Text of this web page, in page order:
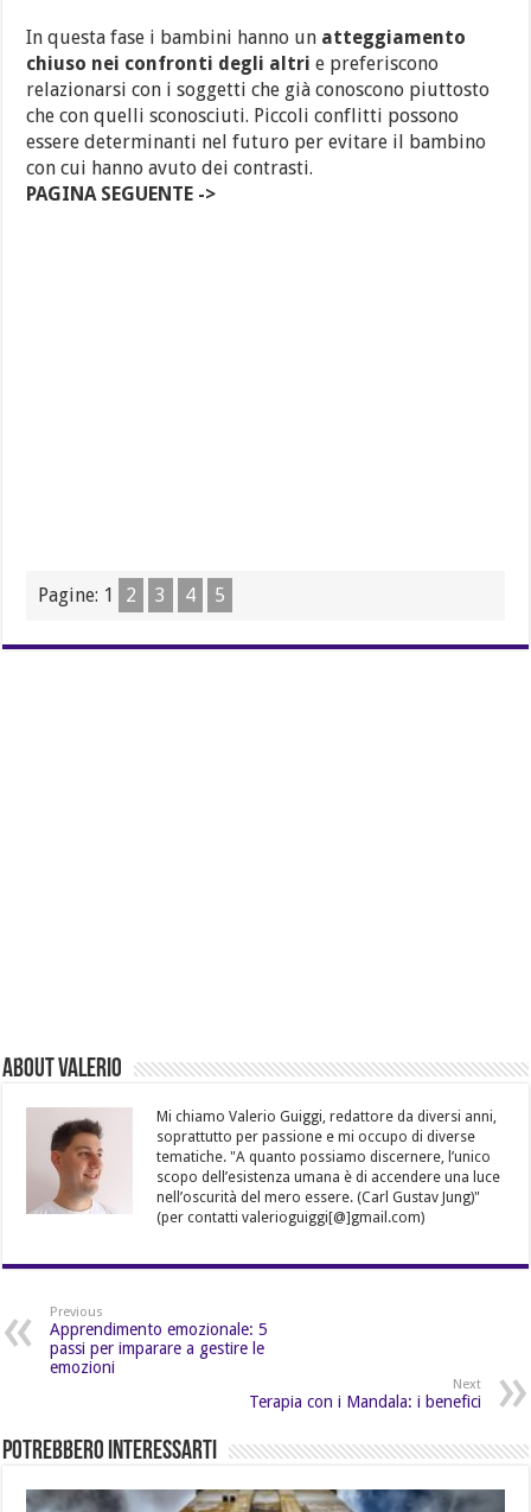
In questa fase i bambini hanno un atteggiamento
chiuso nei confronti degli altrie preferiscono
relazionarsi con i soggetti che già conoscono piuttosto
che con quelli sconosciuti. Piccoli conflitti possono
essere determinanti nel futuro per evitare il bambino
con cui hanno avuto dei contrasti.
PAGINA SEGUENTE ->
Pagine: 1 2 3 4 5
About Valerio
Mi chiamo Valerio Guiggi, redattore da diversi anni,
soprattutto per passione e mi occupo di diverse
tematiche. "A quanto possiamo discernere, l’unico
scopo dell’esistenza umana è di accendere una luce
nell’oscurità del mero essere. (Carl Gustav Jung)"
(per contatti valerioguiggi[@]gmail.com)
Previous
Apprendimento emozionale: 5
passi per imparare a gestire le
emozioni
Next
Terapia con i Mandala: i benefici
Potrebbero Interessarti